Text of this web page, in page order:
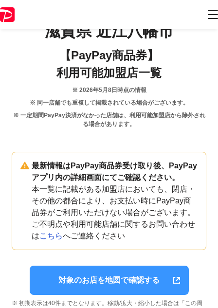
滋賀県 近江八幡市
【PayPay商品券】
利用可能加盟店一覧
※ 2026年5月8日 時点の情報
※ 同一店舗でも重複して掲載されている場合がございます。
※ 一定期間PayPay決済がなかった店舗は、利用可能加盟店から除外され
る場合があります。
最新情報はPayPay商品券受け取り後、PayPay
アプリ内の詳細画面にてご確認ください。
本一覧に記載がある加盟店においても、閉店・
その他の都合により、お支払い時にPayPay商
品券がご利用いただけない場合がございます。
ご不明点や利用可能店舗に関するお問い合わせ
はこちらへご連絡ください
対象のお店を地図で確認する
※ 初期表示は40件までとなります。移動/拡大・縮小した場合は「この周